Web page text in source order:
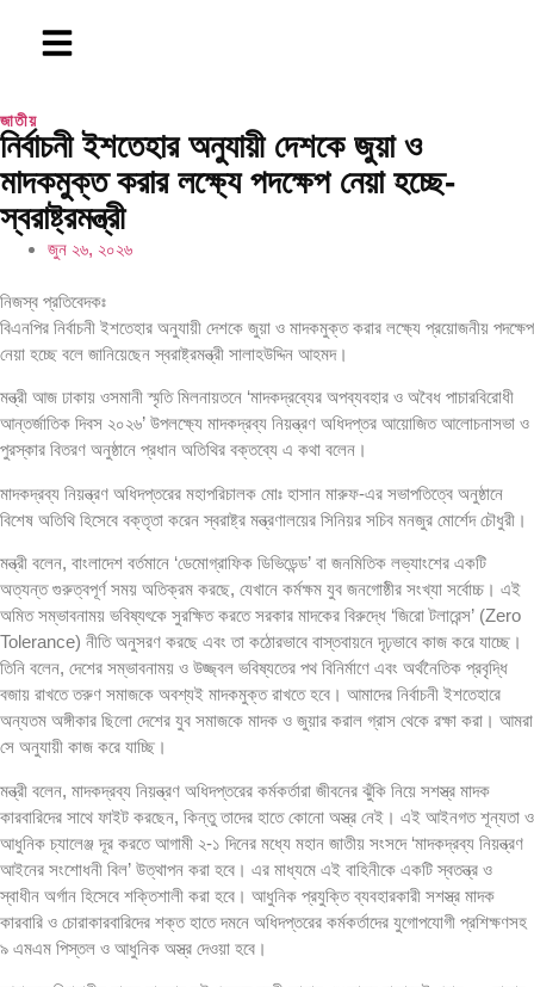
জাতীয়
নির্বাচনী ইশতেহার অনুযায়ী দেশকে জুয়া ও
মাদকমুক্ত করার লক্ষ্যে পদক্ষেপ নেয়া হচ্ছে-
স্বরাষ্ট্রমন্ত্রী
জুন ২৬, ২০২৬
নিজস্ব প্রতিবেদকঃ
বিএনপির নির্বাচনী ইশতেহার অনুযায়ী দেশকে জুয়া ও মাদকমুক্ত করার লক্ষ্যে প্রয়োজনীয় পদক্ষেপ
নেয়া হচ্ছে বলে জানিয়েছেন স্বরাষ্ট্রমন্ত্রী সালাহউদ্দিন আহমদ।
মন্ত্রী আজ ঢাকায় ওসমানী স্মৃতি মিলনায়তনে ‘মাদকদ্রব্যের অপব্যবহার ও অবৈধ পাচারবিরোধী
আন্তর্জাতিক দিবস ২০২৬’ উপলক্ষ্যে মাদকদ্রব্য নিয়ন্ত্রণ অধিদপ্তর আয়োজিত আলোচনাসভা ও
পুরস্কার বিতরণ অনুষ্ঠানে প্রধান অতিথির বক্তব্যে এ কথা বলেন।
মাদকদ্রব্য নিয়ন্ত্রণ অধিদপ্তরের মহাপরিচালক মোঃ হাসান মারুফ-এর সভাপতিত্বে অনুষ্ঠানে
বিশেষ অতিথি হিসেবে বক্তৃতা করেন স্বরাষ্ট্র মন্ত্রণালয়ের সিনিয়র সচিব মনজুর মোর্শেদ চৌধুরী।
মন্ত্রী বলেন, বাংলাদেশ বর্তমানে ‘ডেমোগ্রাফিক ডিভিডেন্ড’ বা জনমিতিক লভ্যাংশের একটি
অত্যন্ত গুরুত্বপূর্ণ সময় অতিক্রম করছে, যেখানে কর্মক্ষম যুব জনগোষ্ঠীর সংখ্যা সর্বোচ্চ। এই
অমিত সম্ভাবনাময় ভবিষ্যৎকে সুরক্ষিত করতে সরকার মাদকের বিরুদ্ধে ‘জিরো টলারেন্স’ (Zero
Tolerance) নীতি অনুসরণ করছে এবং তা কঠোরভাবে বাস্তবায়নে দৃঢ়ভাবে কাজ করে যাচ্ছে।
তিনি বলেন, দেশের সম্ভাবনাময় ও উজ্জ্বল ভবিষ্যতের পথ বিনির্মাণে এবং অর্থনৈতিক প্রবৃদ্ধি
বজায় রাখতে তরুণ সমাজকে অবশ্যই মাদকমুক্ত রাখতে হবে। আমাদের নির্বাচনী ইশতেহারে
অন্যতম অঙ্গীকার ছিলো দেশের যুব সমাজকে মাদক ও জুয়ার করাল গ্রাস থেকে রক্ষা করা। আমরা
সে অনুযায়ী কাজ করে যাচ্ছি।
মন্ত্রী বলেন, মাদকদ্রব্য নিয়ন্ত্রণ অধিদপ্তরের কর্মকর্তারা জীবনের ঝুঁকি নিয়ে সশস্ত্র মাদক
কারবারিদের সাথে ফাইট করছেন, কিন্তু তাদের হাতে কোনো অস্ত্র নেই। এই আইনগত শূন্যতা ও
আধুনিক চ্যালেঞ্জ দূর করতে আগামী ২-১ দিনের মধ্যে মহান জাতীয় সংসদে ‘মাদকদ্রব্য নিয়ন্ত্রণ
আইনের সংশোধনী বিল’ উত্থাপন করা হবে। এর মাধ্যমে এই বাহিনীকে একটি স্বতন্ত্র ও
স্বাধীন অর্গান হিসেবে শক্তিশালী করা হবে। আধুনিক প্রযুক্তি ব্যবহারকারী সশস্ত্র মাদক
কারবারি ও চোরাকারবারিদের শক্ত হাতে দমনে অধিদপ্তরের কর্মকর্তাদের যুগোপযোগী প্রশিক্ষণসহ
৯ এমএম পিস্তল ও আধুনিক অস্ত্র দেওয়া হবে।